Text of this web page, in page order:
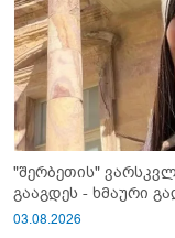
"შერბეთის"
გააგდეს - ხმაური
03.08.2026